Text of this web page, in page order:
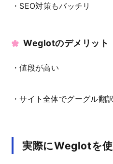
・SEO対策もバッチリ
Weglotのデメリット
・値段が高い
・サイト全体でグーグル翻
実際にWeglotを